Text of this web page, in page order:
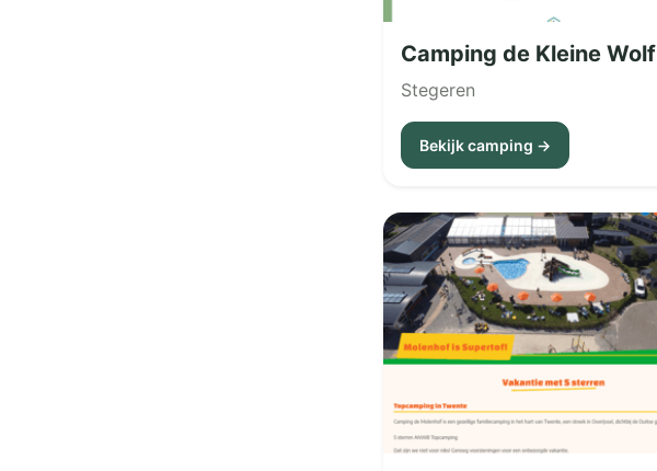
Camping de Kleine Wolf
Stegeren
Bekijk camping →